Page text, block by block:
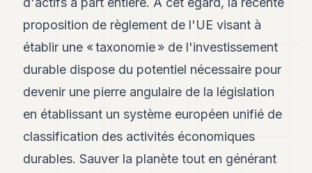
proposition de règlement de l'UE visant à
établir une « taxonomie » de l'investissement
durable dispose du potentiel nécessaire pour
devenir une pierre angulaire de la législation
en établissant un système européen unifié de
classification des activités économiques
durables. Sauver la planète tout en générant